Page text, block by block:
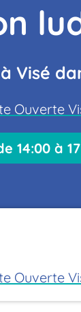
Visé
Ouverte
14:00 à
Ouverte